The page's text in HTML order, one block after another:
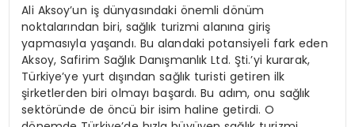
Ali Aksoy’un iş dünyasındaki önemli dönüm
noktalarından biri, sağlık turizmi alanına giriş
yapmasıyla yaşandı. Bu alandaki potansiyeli fark eden
Aksoy, Safirim Sağlık Danışmanlık Ltd. Şti.’yi kurarak,
Türkiye’ye yurt dışından sağlık turisti getiren ilk
şirketlerden biri olmayı başardı. Bu adım, onu sağlık
sektöründe de öncü bir isim haline getirdi. O